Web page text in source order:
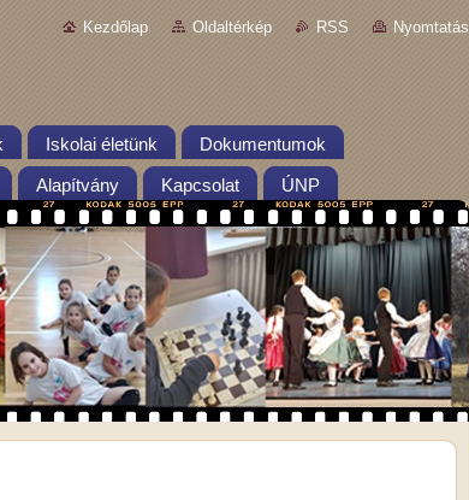
Kezdőlap Oldaltérkép RSS Nyomtatás
Iskolai életünk Dokumentumok
Alapítvány Kapcsolat ÚNP